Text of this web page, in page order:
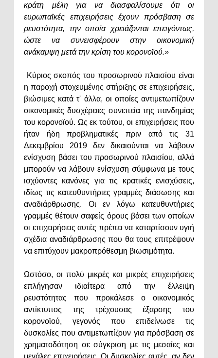
κράτη μέλη για να διασφαλίσουμε ότι οι
ευρωπαϊκές επιχειρήσεις έχουν πρόσβαση σε
ρευστότητα, την οποία χρειάζονται επειγόντως,
ώστε να συνεισφέρουν στην οικονομική
ανάκαμψη μετά την κρίση του κορονοϊού.»
Κύριος σκοπός του προσωρινού πλαισίου είναι
η παροχή στοχευμένης στήριξης σε επιχειρήσεις,
βιώσιμες κατά τ' άλλα, οι οποίες αντιμετωπίζουν
οικονομικές δυσχέρειες συνεπεία της πανδημίας
του κορονοϊού. Ως εκ τούτου, οι επιχειρήσεις που
ήταν ήδη προβληματικές πριν από τις 31
Δεκεμβρίου 2019 δεν δικαιούνται να λάβουν
ενίσχυση βάσει του προσωρινού πλαισίου, αλλά
μπορούν να λάβουν ενίσχυση σύμφωνα με τους
ισχύοντες κανόνες για τις κρατικές ενισχύσεις,
ιδίως τις κατευθυντήριες γραμμές διάσωσης και
αναδιάρθρωσης. Οι εν λόγω κατευθυντήριες
γραμμές θέτουν σαφείς όρους βάσει των οποίων
οι επιχειρήσεις αυτές πρέπει να καταρτίσουν υγιή
σχέδια αναδιάρθρωσης που θα τους επιτρέψουν
να επιτύχουν μακροπρόθεσμη βιωσιμότητα.
Ωστόσο, οι πολύ μικρές και μικρές επιχειρήσεις
επλήγησαν ιδιαίτερα από την έλλειψη
ρευστότητας που προκάλεσε ο οικονομικός
αντίκτυπος της τρέχουσας έξαρσης του
κορονοϊού, γεγονός που επιδείνωσε τις
δυσκολίες που αντιμετωπίζουν για πρόσβαση σε
χρηματοδότηση σε σύγκριση με τις μεσαίες και
μεγάλες επιχειρήσεις. Οι δυσκολίες αυτές, αν δεν